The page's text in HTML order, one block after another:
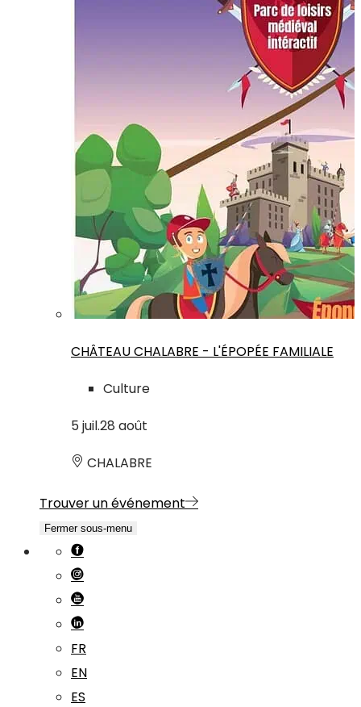
CHÂTEAU CHALABRE - L'ÉPOPÉE FAMILIALE
Culture
5 juil.28 août
CHALABRE
Trouver un événement
Fermer sous-menu
FR
EN
ES